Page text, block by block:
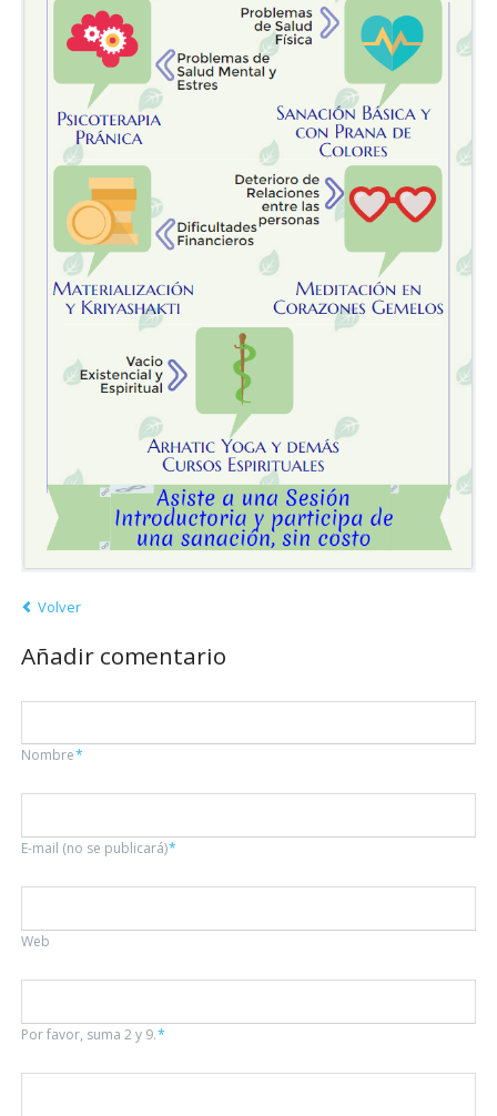
Volver
Añadir comentario
Campo
Nombre*
Campo
E-mail (no se publicará)*
Web
Por favor, suma 2 y 9.*